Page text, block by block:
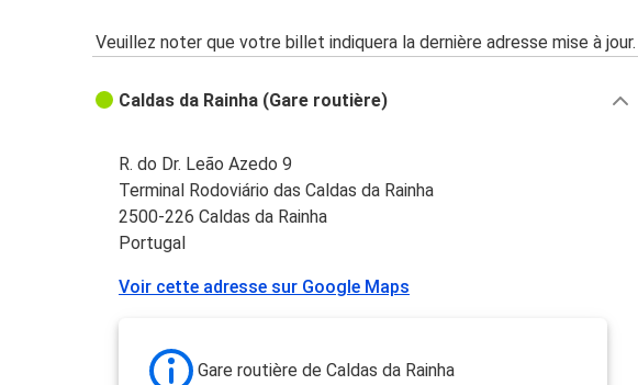
Veuillez noter que votre billet indiquera la dernière adresse mise à jour.
Caldas da Rainha (Gare routière)
R. do Dr. Leão Azedo 9
Terminal Rodoviário das Caldas da Rainha
2500-226 Caldas da Rainha
Portugal
Voir cette adresse sur Google Maps
Gare routière de Caldas da Rainha